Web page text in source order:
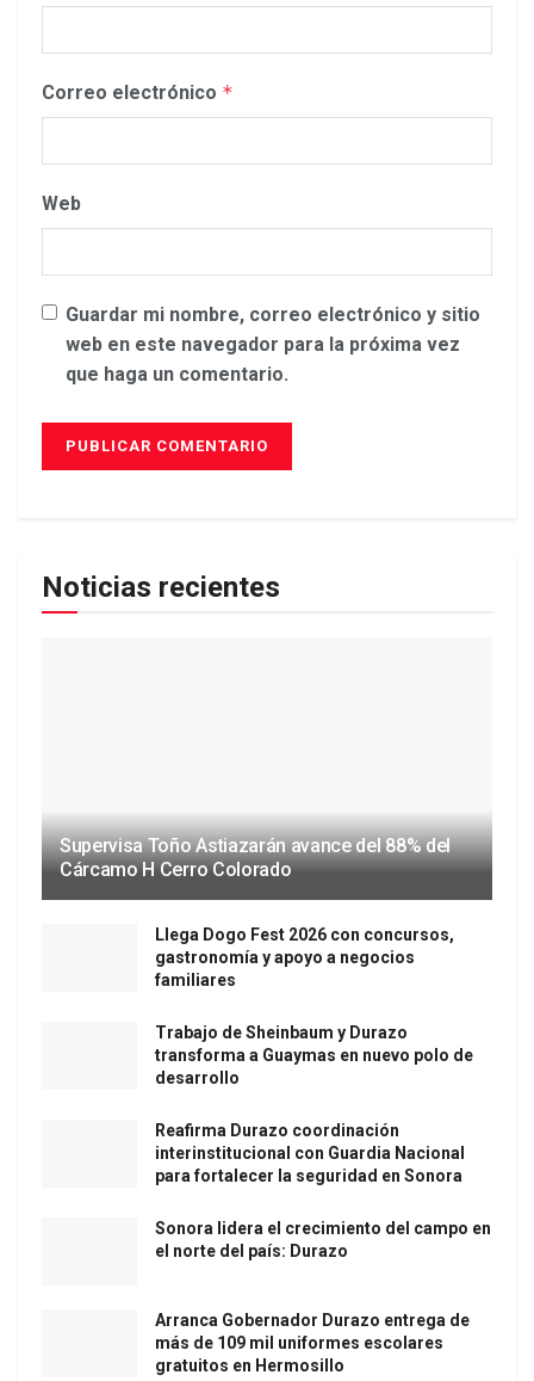
Correo electrónico *
Web
Guardar mi nombre, correo electrónico y sitio
web en este navegador para la próxima vez
que haga un comentario.
Noticias recientes
Supervisa Toño Astiazarán avance del 88% del
Cárcamo H Cerro Colorado
Llega Dogo Fest 2026 con concursos,
gastronomía y apoyo a negocios
familiares
Trabajo de Sheinbaum y Durazo
transforma a Guaymas en nuevo polo de
desarrollo
Reafirma Durazo coordinación
interinstitucional con Guardia Nacional
para fortalecer la seguridad en Sonora
Sonora lidera el crecimiento del campo en
el norte del país: Durazo
Arranca Gobernador Durazo entrega de
más de 109 mil uniformes escolares
gratuitos en Hermosillo